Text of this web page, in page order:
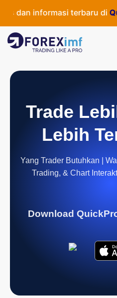
informasi terbaru di
Trade
Lebih
Yang Trader Butuhkan |
Trading, & Chart
Download